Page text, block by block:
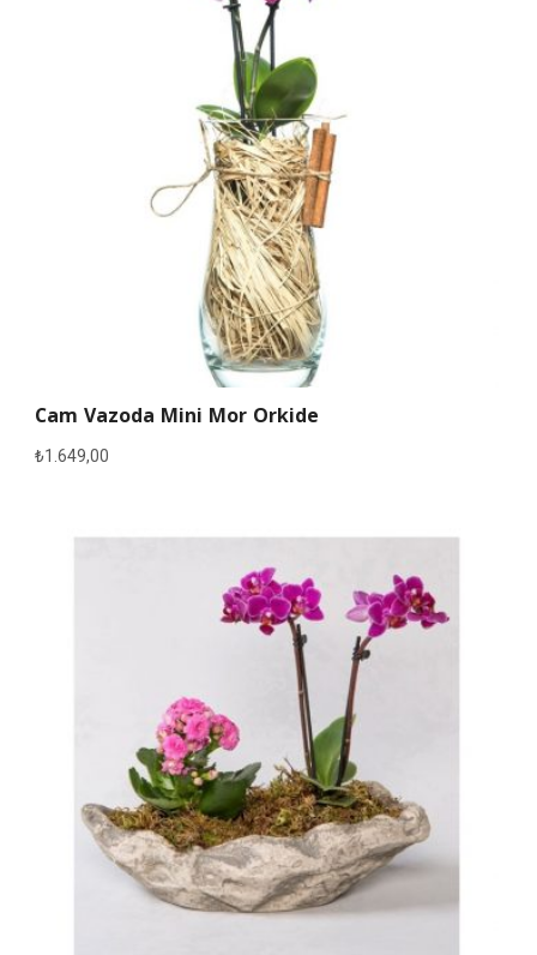
Cam Vazoda Mini Mor Orkide
₺1.649,00